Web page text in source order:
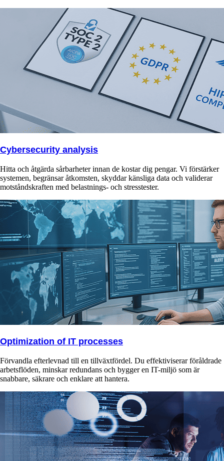
Cybersecurity analysis
Hitta och åtgärda sårbarheter innan de kostar dig pengar. Vi förstärker
systemen, begränsar åtkomsten, skyddar känsliga data och validerar
motståndskraften med belastnings- och stresstester.
Optimization of IT processes
Förvandla efterlevnad till en tillväxtfördel. Du effektiviserar föråldrade
arbetsflöden, minskar redundans och bygger en IT-miljö som är
snabbare, säkrare och enklare att hantera.